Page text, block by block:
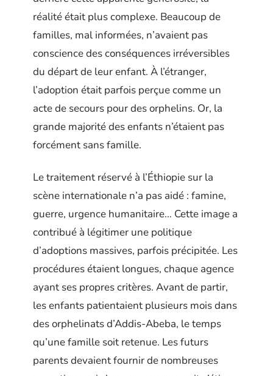
réalité était plus complexe. Beaucoup de
familles, mal informées, n’avaient pas
conscience des conséquences irréversibles
du départ de leur enfant. À l’étranger,
l’adoption était parfois perçue comme un
acte de secours pour des orphelins. Or, la
grande majorité des enfants n’étaient pas
forcément sans famille.
Le traitement réservé à l’Éthiopie sur la
scène internationale n’a pas aidé : famine,
guerre, urgence humanitaire… Cette image a
contribué à légitimer une politique
d’adoptions massives, parfois précipitée. Les
procédures étaient longues, chaque agence
ayant ses propres critères. Avant de partir,
les enfants patientaient plusieurs mois dans
des orphelinats d’Addis-Abeba, le temps
qu’une famille soit retenue. Les futurs
parents devaient fournir de nombreuses